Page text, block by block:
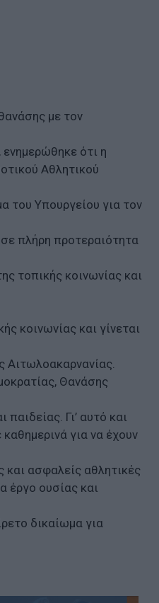
με τον
ότι η
Αθλητικού
του Υπουργείου για τον
πλήρη προτεραιότητα
τοπικής κοινωνίας και
κοινωνίας και γίνεται
Αιτωλοακαρνανίας.
Θανάσης
Γι’ αυτό και
για να έχουν
και ασφαλείς αθλητικές
έργο ουσίας και
δικαίωμα για